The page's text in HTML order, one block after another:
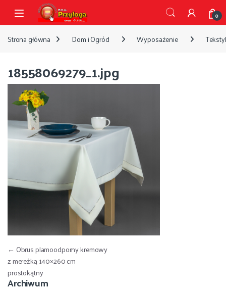
Przejdź do nawigacji
Przejdź do treści
Open 0
Strona główna Dom i Ogród Wyposażenie
18558069279_1.jpg
Nawigacja wpisu
← Obrus plamoodporny kremowy
z mereżką 140×260 cm
prostokątny
Archiwum